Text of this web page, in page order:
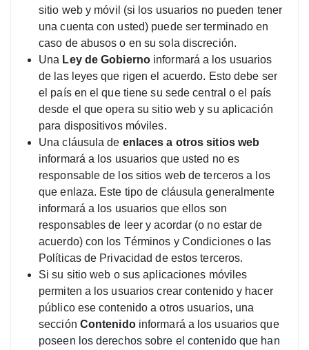
sitio web y móvil (si los usuarios no pueden tener
una cuenta con usted) puede ser terminado en
caso de abusos o en su sola discreción.
Una Ley de Gobiernoinformará a los usuarios
de las leyes que rigen el acuerdo. Esto debe ser
el país en el que tiene su sede central o el país
desde el que opera su sitio web y su aplicación
para dispositivos móviles.
Una cláusula de enlaces a otros sitios web
informará a los usuarios que usted no es
responsable de los sitios web de terceros a los
que enlaza. Este tipo de cláusula generalmente
informará a los usuarios que ellos son
responsables de leer y acordar (o no estar de
acuerdo) con los Términos y Condiciones o las
Políticas de Privacidad de estos terceros.
Si su sitio web o sus aplicaciones móviles
permiten a los usuarios crear contenido y hacer
público ese contenido a otros usuarios, una
sección Contenidoinformará a los usuarios que
poseen los derechos sobre el contenido que han